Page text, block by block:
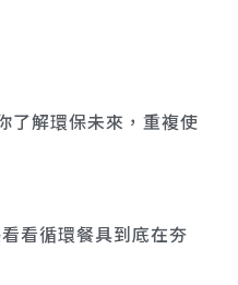
了解環保未來，重複使
看循環餐具到底在夯